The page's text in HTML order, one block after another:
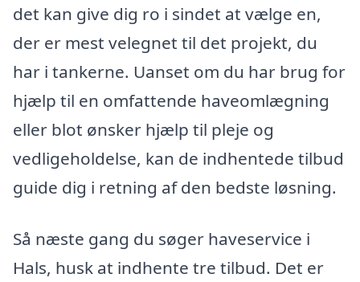
det kan give dig ro i sindet at vælge en,
der er mest velegnet til det projekt, du
har i tankerne. Uanset om du har brug for
hjælp til en omfattende haveomlægning
eller blot ønsker hjælp til pleje og
vedligeholdelse, kan de indhentede tilbud
guide dig i retning af den bedste løsning.
Så næste gang du søger haveservice i
Hals, husk at indhente tre tilbud. Det er